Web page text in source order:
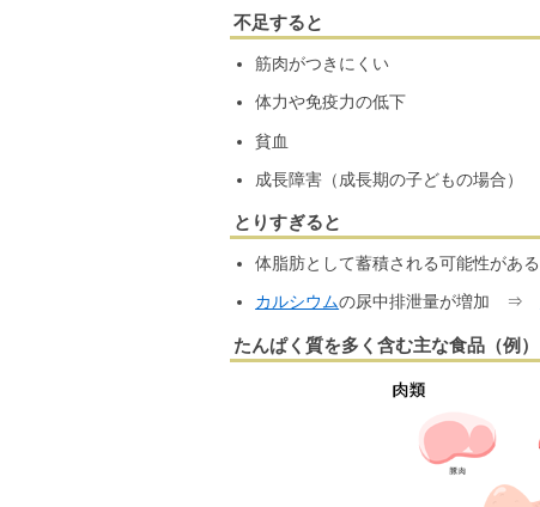
不足すると
筋肉がつきにくい
体力や免疫力の低下
貧血
成長障害（成長期の子どもの場合）
とりすぎると
体脂肪として蓄積される可能性がある
カルシウムの尿中排泄量が増加 ⇒
たんぱく質を多く含む主な食品（例）